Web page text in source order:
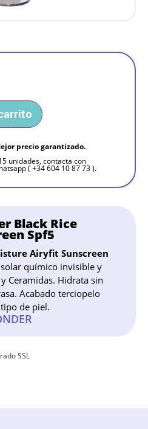
Black Rice
Spf5
Airyfit Sunscreen
químico invisible y
Ceramidas. Hidrata sin
Acabado terciopelo
de piel.
precio garantizado.
unidades, contacta con
( +34 604 10 87 73 ).
SSL